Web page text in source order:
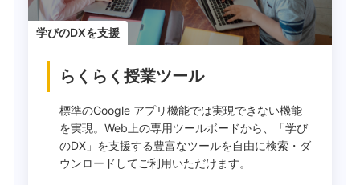
学びのDXを支援
らくらく授業ツール
標準のGoogle アプリ機能では実現できない機能
を実現。Web上の専用ツールボードから、「学び
のDX」を支援する豊富なツールを自由に検索・ダ
ウンロードしてご利用いただけます。